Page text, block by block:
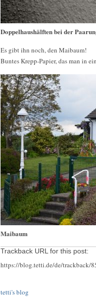
Doppelhaushälften bei der
Es gibt ihn noch, den Maibaum!
Buntes Krepp-Papier, das man in
Maibaum
Trackback URL for this post:
https://blog.tetti.de/de/trackback/
tetti's blog